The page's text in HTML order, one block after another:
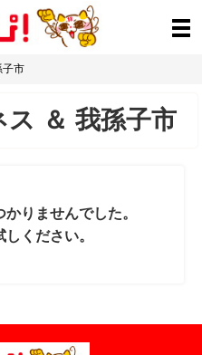
子市
ス ＆ 我孫子市
りませんでした。
ください。